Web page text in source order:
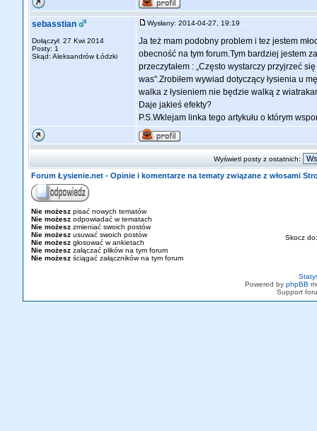
sebasstian
Dołączył: 27 Kwi 2014
Posty: 1
Skąd: Aleksandrów Łódzki
Wysłany: 2014-04-27, 19:19
Ja też mam podobny problem i tez jestem
obecność na tym forum.Tym bardziej jestem
przeczytałem : „Często wystarczy przyjrzeć
was".Zrobiłem wywiad dotyczący łysienia u
walka z łysieniem nie będzie walką z
Daje jakieś efekty?
P.S.Wklejam linka tego artykułu o którym
Wyświetl posty z ostatnich:
Forum Łysienie.net - Opinie i komentarze na tematy związane z włosami
Nie możesz pisać nowych tematów
Nie możesz odpowiadać w tematach
Nie możesz zmieniać swoich postów
Nie możesz usuwać swoich postów
Nie możesz głosować w ankietach
Nie możesz załączać plików na tym forum
Nie możesz ściągać załączników na tym forum
Skocz
Powered by phpBB
Support